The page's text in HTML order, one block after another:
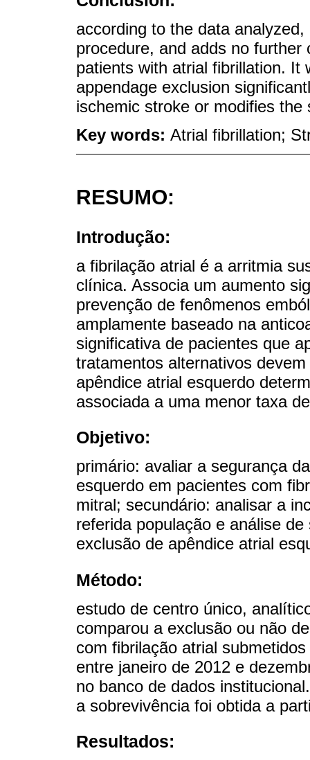
according to the data
procedure, and adds no
patients with atrial fibrillation. It
appendage exclusion
ischemic stroke or modifies the
Key words: Atrial fibrillation;
RESUMO:
Introdução:
a fibrilação atrial é a arritmia
clínica. Associa um aumento
prevenção de fenômenos
amplamente baseado na
significativa de pacientes que
tratamentos alternativos
apêndice atrial esquerdo
associada a uma menor taxa
Objetivo:
primário: avaliar a segurança
esquerdo em pacientes com
mitral; secundário: analisar a
referida população e análise
exclusão de apêndice atrial
Método:
estudo de centro único,
comparou a exclusão ou não
com fibrilação atrial
entre janeiro de 2012 e
no banco de dados
a sobrevivência foi obtida a
Resultados: